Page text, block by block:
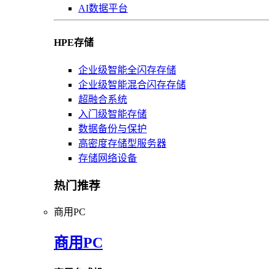
AI数据平台
HPE存储
企业级智能全闪存存储
企业级智能混合闪存存储
超融合系统
入门级智能存储
数据备份与保护
高密度存储型服务器
存储网络设备
热门推荐
商用PC
商用PC